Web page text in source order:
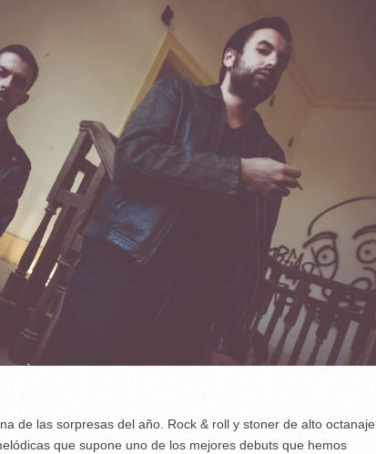
de las sorpresas del año. Rock & roll y stoner de alto octanaje
que supone uno de los mejores debuts que hemos